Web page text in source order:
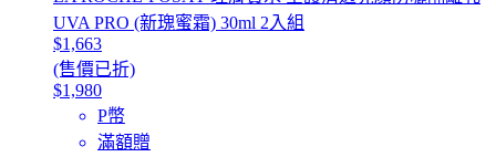
UVA PRO (新瑰蜜霜) 30ml 2入組
$1,663
(售價已折)
$1,980
P幣
滿額贈